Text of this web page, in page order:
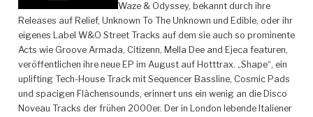
Waze & Odyssey, bekannt durch ihre
Releases auf Relief, Unknown To The Unknown und Edible, oder ihr
eigenes Label W&O Street Tracks auf dem sie auch so prominente
Acts wie Groove Armada, Citizenn, Mella Dee and Ejeca featuren,
veröffentlichen ihre neue EP im August auf Hotttrax. „Shape“, ein
uplifting Tech-House Track mit Sequencer Bassline, Cosmic Pads
und spacigen Flächensounds, erinnert uns ein wenig an die Disco
Noveau Tracks der frühen 2000er. Der in London lebende Italiener